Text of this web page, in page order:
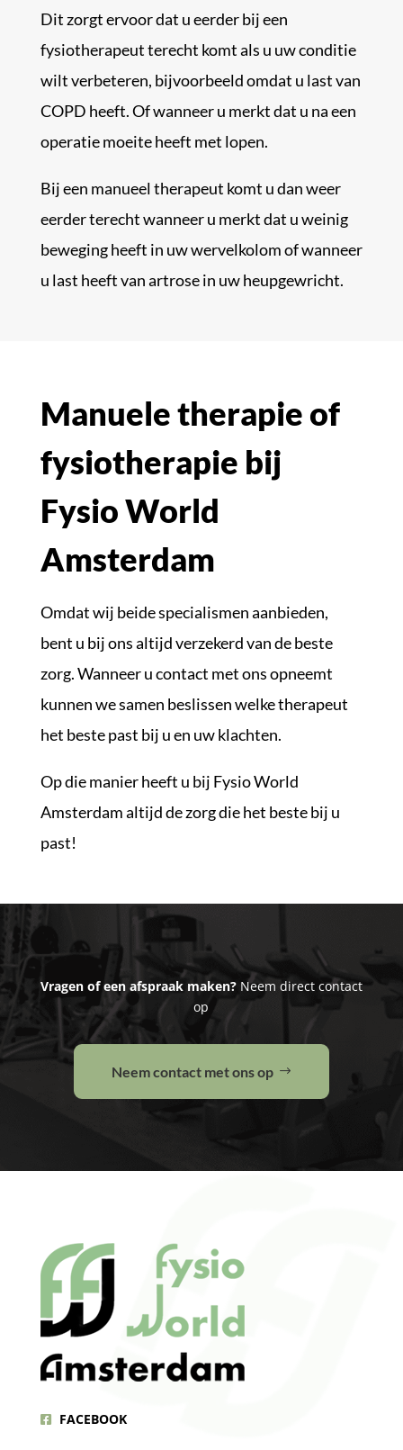
Dit zorgt ervoor dat u eerder bij een
fysiotherapeut terecht komt als u uw conditie
wilt verbeteren, bijvoorbeeld omdat u last van
COPD heeft. Of wanneer u merkt dat u na een
operatie moeite heeft met lopen.
Bij een manueel therapeut komt u dan weer
eerder terecht wanneer u merkt dat u weinig
beweging heeft in uw wervelkolom of wanneer
u last heeft van artrose in uw heupgewricht.
Manuele therapie of
fysiotherapie bij
Fysio World
Amsterdam
Omdat wij beide specialismen aanbieden,
bent u bij ons altijd verzekerd van de beste
zorg. Wanneer u contact met ons opneemt
kunnen we samen beslissen welke therapeut
het beste past bij u en uw klachten.
Op die manier heeft u bij Fysio World
Amsterdam altijd de zorg die het beste bij u
past!
Vragen of een afspraak maken?Neem direct contact
op
Neem contact met ons op
FACEBOOK